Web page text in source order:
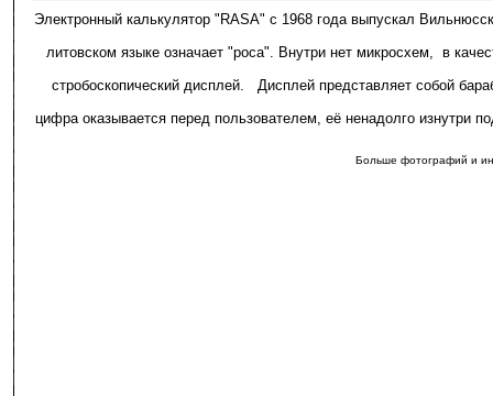
Электронный калькулятор "RASA" с 1968 года выпускал
литовском языке означает "роса". Внутри нет микросхем, в
стробоскопический дисплей. Дисплей представляет собой
цифра оказывается перед пользователем, её ненадолго изнутри
Больше фотографий и